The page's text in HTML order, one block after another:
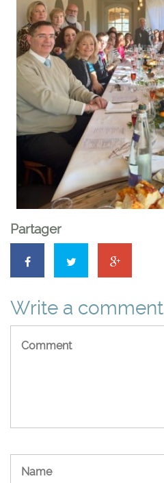
Partager
Write a comment